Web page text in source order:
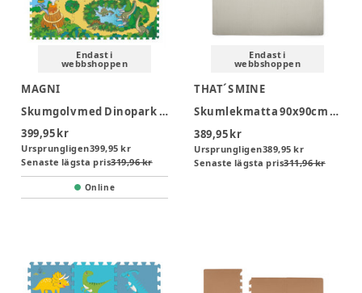
Endast i
webbshoppen
MAGNI
Skumgolv med Dinopark 9 delar
399,95 kr
Ursprungligen399,95 kr
Senaste lägsta pris319,96 kr
Online
Endast i
webbshoppen
THAT´S MINE
Skumlekmatta 90x90cm - Light Grey
389,95 kr
Ursprungligen389,95 kr
Senaste lägsta pris311,96 kr